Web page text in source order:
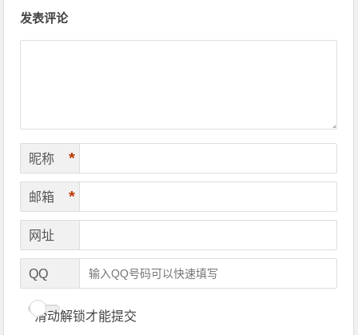
发表评论
昵称 *
邮箱 *
网址
QQ
滑动解锁才能提交